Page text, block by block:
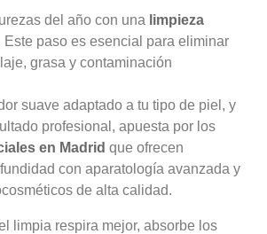
del año con una limpieza
Este paso es esencial para eliminar
grasa y contaminación
suave adaptado a tu tipo de piel, y
profesional, apuesta por los
en Madrid que ofrecen
con aparatología avanzada y
de alta calidad.
limpia respira mejor, absorbe los